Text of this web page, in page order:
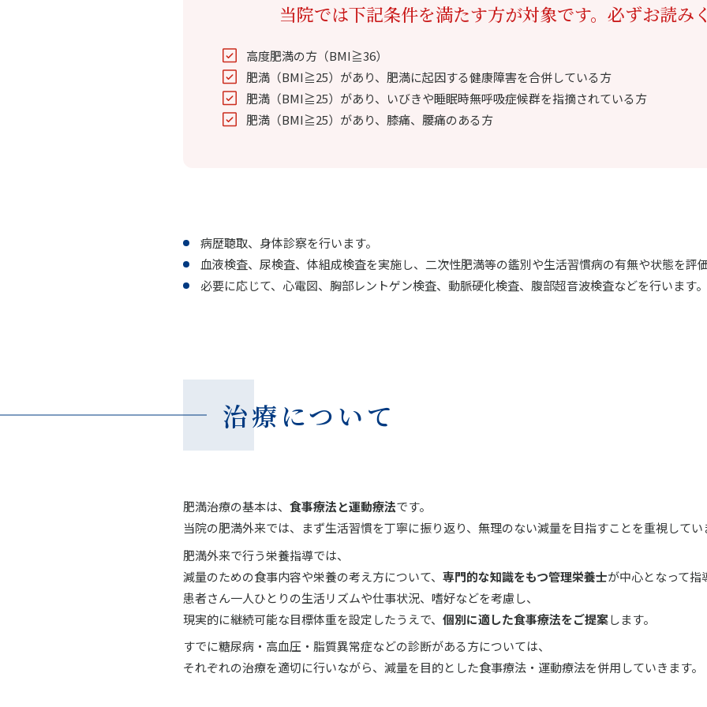
当院では下記条件を満たす方が対象です。必ずお読み
高度肥満の方（BMI≧36）
肥満（BMI≧25）があり、肥満に起因する健康障害を合併している方
肥満（BMI≧25）があり、いびきや睡眠時無呼吸症候群を指摘されている方
肥満（BMI≧25）があり、膝痛、腰痛のある方
病歴聴取、身体診察を行います。
血液検査、尿検査、体組成検査を実施し、二次性肥満等の鑑別や生活習慣病の有無や状態を評価
必要に応じて、心電図、胸部レントゲン検査、動脈硬化検査、腹部超音波検査などを行います。
治療について
肥満治療の基本は、 食事療法と運動療法です。
当院の肥満外来では、まず生活習慣を丁寧に振り返り、無理のない減量を目指すことを重視してい
肥満外来で行う栄養指導では、
減量のための食事内容や栄養の考え方について、 専門的な知識をもつ管理栄養士が中心となって指
患者さん一人ひとりの生活リズムや仕事状況、嗜好などを考慮し、
現実的に継続可能な目標体重を設定したうえで、 個別に適した食事療法をご提案します。
すでに糖尿病・高血圧・脂質異常症などの診断がある方については、
それぞれの治療を適切に行いながら、減量を目的とした食事療法・運動療法を併用していきます。